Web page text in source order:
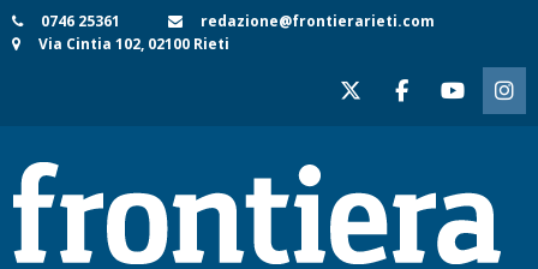
Skip
to
0746 25361
redazione@frontierarieti.com
Via Cintia 102, 02100 Rieti